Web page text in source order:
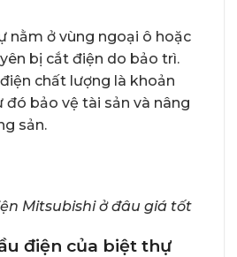
nằm ở vùng ngoại ô hoặc
bị cắt điện do bảo trì.
chất lượng là khoản
đó bảo vệ tài sản và nâng
sản.
Mitsubishi ở đâu giá tốt
điện của biệt thự